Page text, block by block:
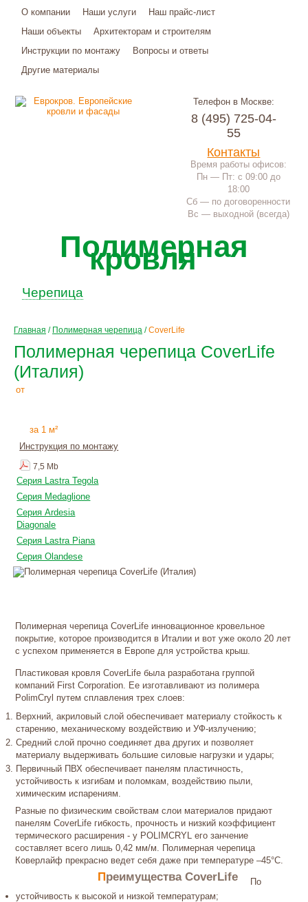
О компании Наши услуги
Наш прайс-лист
Наши объекты
Архитекторам и строителям
Инструкции по монтажу
Вопросы и ответы
Другие материалы
Телефон в Москве:
8 (495) 725-04-
55
Контакты
Время работы офисов:
Пн — Пт: с 09:00 до
18:00
Сб — по договоренности
Вс — выходной (всегда)
Полимерная
кровля
Черепица
Главная / Полимерная черепица /CoverLife
Полимерная черепица CoverLife
(Италия)
от
за 1 м²
Инструкция по монтажу
7,5 Mb
Серия Lastra Tegola
Серия Medaglione
Серия Ardesia
Diagonale
Серия Lastra Piana
Серия Olandese
Полимерная черепица CoverLife инновационное кровельное
покрытие, которое производится в Италии и вот уже около 20 лет
с успехом применяется в Европе для устройства крыш.
Пластиковая кровля CoverLife была разработана группой
компаний First Corporation. Ее изготавливают из полимера
PolimCryl путем сплавления трех слоев:
Верхний, акриловый cлой обеспечивает материалу стойкость к
старению, механическому воздействию и УФ-излучению;
Средний слой прочно соединяет два других и позволяет
материалу выдерживать большие силовые нагрузки и удары;
Первичный ПВХ обеспечивает панелям пластичность,
устойчивость к изгибам и поломкам, воздействию пыли,
химическим испарениям.
Разные по физическим свойствам слои материалов придают
панелям CoverLife гибкость, прочность и низкий коэффициент
термического расширения - у POLIMCRYL его занчение
составляет всего лишь 0,42 мм/м. Полимерная черепица
Коверлайф прекрасно ведет себя даже при температуре –45°C.
Преимущества CoverLife
устойчивость к высокой и низкой температурам;
По